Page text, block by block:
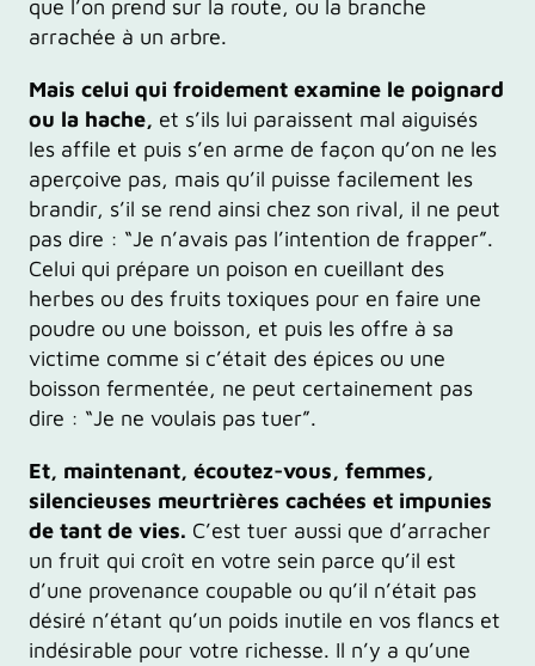
que l’on prend sur la route, ou la branche
arrachée à un arbre.
Mais celui qui froidement examine le poignard
ou la hache, et s’ils lui paraissent mal aiguisés
les affile et puis s’en arme de façon qu’on ne les
aperçoive pas, mais qu’il puisse facilement les
brandir, s’il se rend ainsi chez son rival, il ne peut
pas dire : “Je n’avais pas l’intention de frapper”.
Celui qui prépare un poison en cueillant des
herbes ou des fruits toxiques pour en faire une
poudre ou une boisson, et puis les offre à sa
victime comme si c’était des épices ou une
boisson fermentée, ne peut certainement pas
dire : “Je ne voulais pas tuer”.
Et, maintenant, écoutez-vous, femmes,
silencieuses meurtrières cachées et impunies
de tant de vies. C’est tuer aussi que d’arracher
un fruit qui croît en votre sein parce qu’il est
d’une provenance coupable ou qu’il n’était pas
désiré n’étant qu’un poids inutile en vos flancs et
indésirable pour votre richesse. Il n’y a qu’une